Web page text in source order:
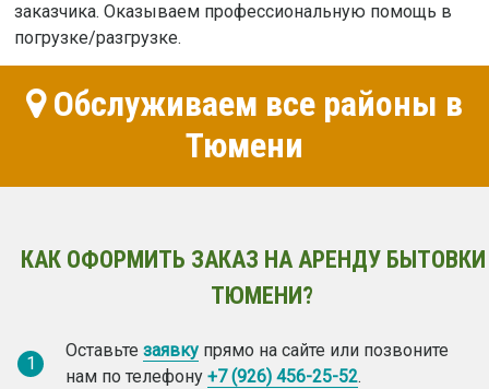
заказчика. Оказываем профессиональную помощь в
погрузке/разгрузке.
Обслуживаем все районы в
Тюмени
КАК ОФОРМИТЬ ЗАКАЗ НА АРЕНДУ БЫТОВКИ
ТЮМЕНИ?
1
Оставьте заявку прямо на сайте или позвоните
нам по телефону +7 (926) 456-25-52.